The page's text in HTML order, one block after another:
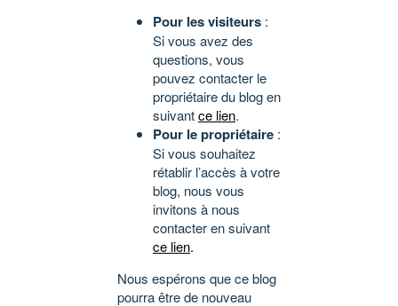
Pour les visiteurs :
Si vous avez des
questions, vous
pouvez contacter le
propriétaire du blog en
suivantce lien.
Pour le propriétaire :
Si vous souhaitez
rétablir l’accès à votre
blog, nous vous
invitons à nous
contacter en suivant
ce lien.
Nous espérons que ce blog
pourra être de nouveau